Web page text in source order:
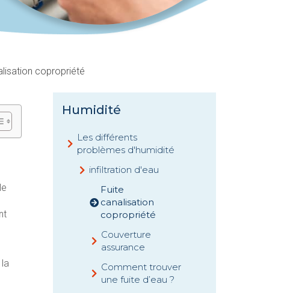
copropriété
Humidité
Les différents
problèmes d'humidité
infiltration d'eau
Fuite
canalisation
copropriété
Couverture
assurance
Comment trouver
une fuite d’eau ?